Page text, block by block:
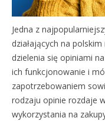
Jedna z
działających na
dzielenia się opiniami
ich funkcjonowanie i
zapotrzebowaniem
rodzaju opinie rozdaje
wykorzystania na